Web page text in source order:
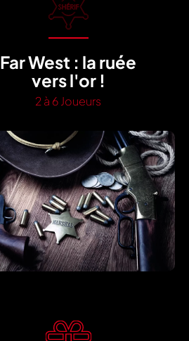
Far West : la ruée
vers l'or !
2 à 6 Joueurs